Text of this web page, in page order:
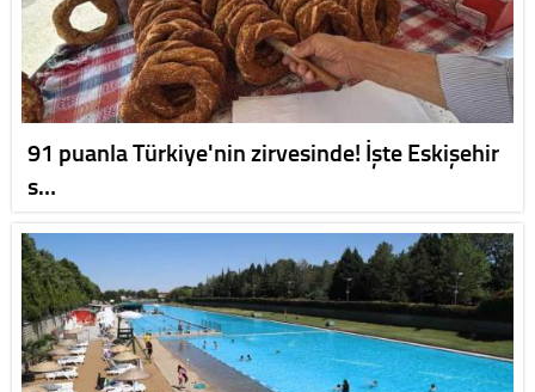
91 puanla Türkiye'nin zirvesinde! İşte Eskişehir
s…